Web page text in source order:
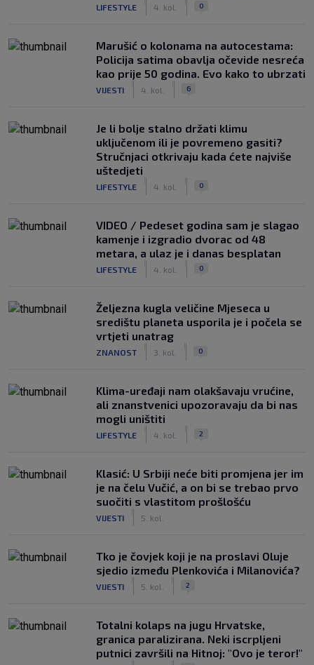
LIFESTYLE 4. kol. 0
Marušić o kolonama na autocestama:
Policija satima obavlja očevide nesreća
kao prije 50 godina. Evo kako to ubrzati
VIJESTI 4. kol. 6
Je li bolje stalno držati klimu
uključenom ili je povremeno gasiti?
Stručnjaci otkrivaju kada ćete najviše
uštedjeti
LIFESTYLE 4. kol. 0
VIDEO / Pedeset godina sam je slagao
kamenje i izgradio dvorac od 48
metara, a ulaz je i danas besplatan
LIFESTYLE 4. kol. 0
Željezna kugla veličine Mjeseca u
središtu planeta usporila je i počela se
vrtjeti unatrag
ZNANOST 3. kol. 0
Klima-uređaji nam olakšavaju vrućine,
ali znanstvenici upozoravaju da bi nas
mogli uništiti
LIFESTYLE 4. kol. 2
Klasić: U Srbiji neće biti promjena jer im
je na čelu Vučić, a on bi se trebao prvo
suočiti s vlastitom prošlošću
VIJESTI 5. kol.
Tko je čovjek koji je na proslavi Oluje
sjedio između Plenkovića i Milanovića?
VIJESTI 5. kol. 2
Totalni kolaps na jugu Hrvatske,
granica paralizirana. Neki iscrpljeni
putnici završili na Hitnoj: "Ovo je teror!"